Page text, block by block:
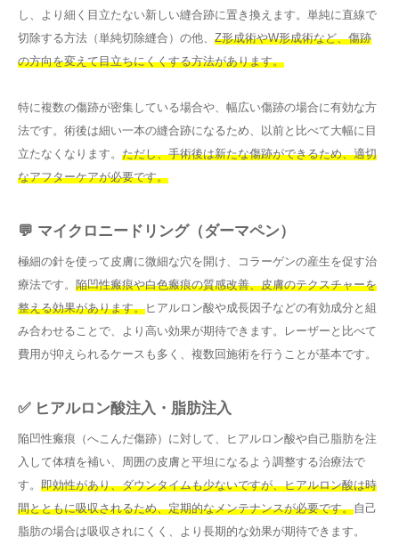
し、より細く目立たない新しい縫合跡に置き換えます。単純に直線で
切除する方法（単純切除縫合）の他、 Z形成術やW形成術など、傷跡
の方向を変えて目立ちにくくする方法があります。
特に複数の傷跡が密集している場合や、幅広い傷跡の場合に有効な方
法です。術後は細い一本の縫合跡になるため、以前と比べて大幅に目
立たなくなります。 ただし、手術後は新たな傷跡ができるため、適切
なアフターケアが必要です。
💬 マイクロニードリング（ダーマペン）
極細の針を使って皮膚に微細な穴を開け、コラーゲンの産生を促す治
療法です。 陥凹性瘢痕や白色瘢痕の質感改善、皮膚のテクスチャーを
整える効果があります。ヒアルロン酸や成長因子などの有効成分と組
み合わせることで、より高い効果が期待できます。レーザーと比べて
費用が抑えられるケースも多く、複数回施術を行うことが基本です。
✅ ヒアルロン酸注入・脂肪注入
陥凹性瘢痕（へこんだ傷跡）に対して、ヒアルロン酸や自己脂肪を注
入して体積を補い、周囲の皮膚と平坦になるよう調整する治療法で
す。 即効性があり、ダウンタイムも少ないですが、ヒアルロン酸は時
間とともに吸収されるため、定期的なメンテナンスが必要です。自己
脂肪の場合は吸収されにくく、より長期的な効果が期待できます。